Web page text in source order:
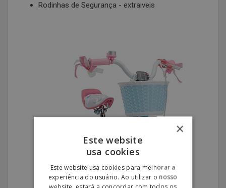
Rodinhas de Segurança - extraiveis
×
Este website
usa cookies
Este website usa cookies para melhorar a
experiência do usuário. Ao utilizar o nosso